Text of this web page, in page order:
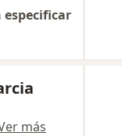
especificar
más